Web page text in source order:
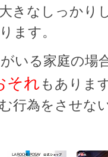
きなしっかり
ます。
いる家庭の場
それもありま
行為をさせな